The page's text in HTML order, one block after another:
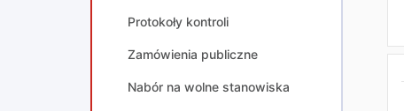
Protokoły kontroli
Zamówienia publiczne
Nabór na wolne stanowiska